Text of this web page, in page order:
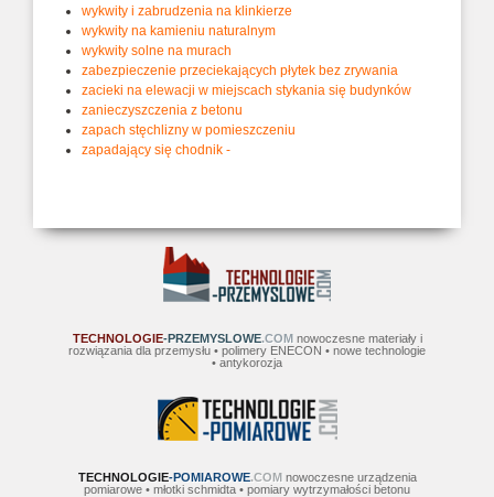
wykwity i zabrudzenia na klinkierze
wykwity na kamieniu naturalnym
wykwity solne na murach
zabezpieczenie przeciekających płytek bez zrywania
zacieki na elewacji w miejscach stykania się budynków
zanieczyszczenia z betonu
zapach stęchlizny w pomieszczeniu
zapadający się chodnik -
TECHNOLOGIE-PRZEMYSLOWE.COMnowoczesne materiały i
rozwiązania dla przemysłu • polimery ENECON • nowe technologie
• antykorozja
TECHNOLOGIE-POMIAROWE.COMnowoczesne urządzenia
pomiarowe • młotki schmidta • pomiary wytrzymałości betonu